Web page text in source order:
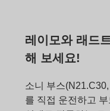
레이모와 래드
해 보세요!
소니 부스
를 직접 운전하고